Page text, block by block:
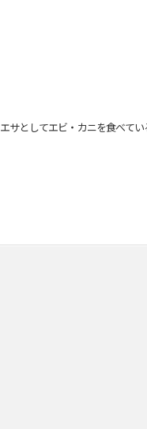
としてエビ・カニを食べてい